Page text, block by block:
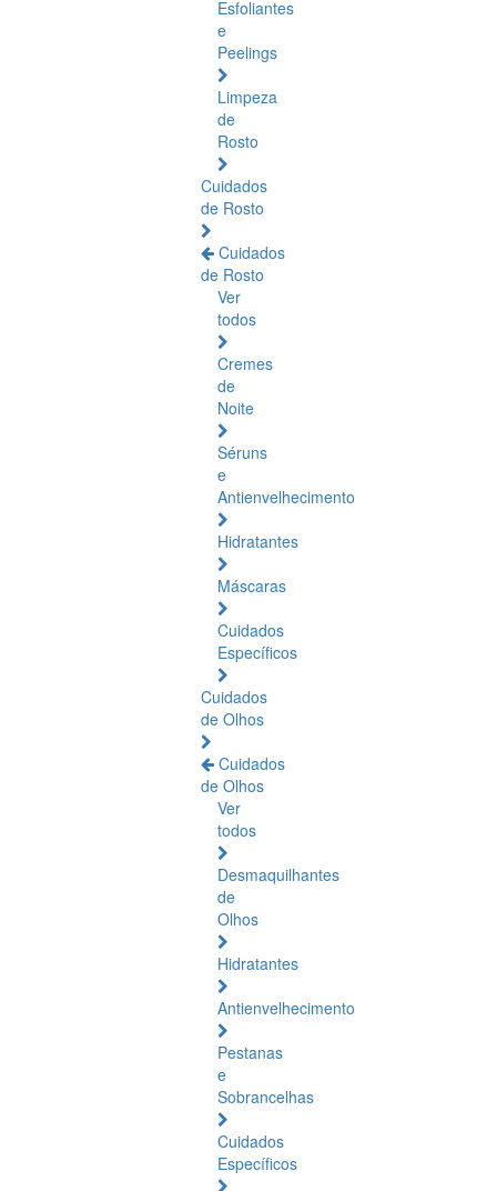
Esfoliantes
e
Peelings
Limpeza
de
Rosto
Cuidados
de Rosto
Cuidados
de Rosto
Ver
todos
Cremes
de
Noite
Séruns
e
Antienvelhecimento
Hidratantes
Máscaras
Cuidados
Específicos
Cuidados
de Olhos
Cuidados
de Olhos
Ver
todos
Desmaquilhantes
de
Olhos
Hidratantes
Antienvelhecimento
Pestanas
e
Sobrancelhas
Cuidados
Específicos